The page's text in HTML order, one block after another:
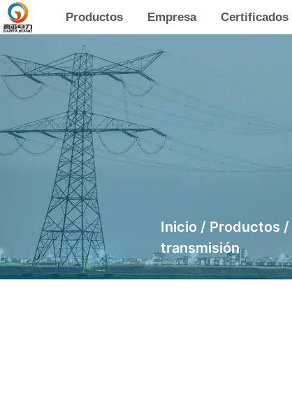
Productos Empresa Certificados
Inicio / Productos /
transmisión